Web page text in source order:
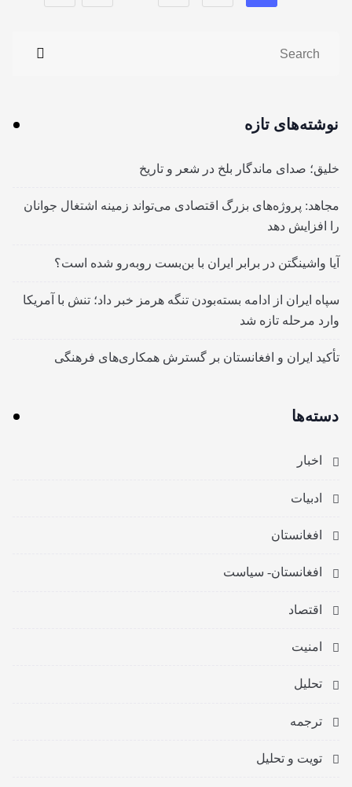
نوشته‌های تازه
خلیق؛ صدای ماندگار بلخ در شعر و تاریخ
مجاهد: پروژه‌های بزرگ اقتصادی می‌تواند زمینه اشتغال جوانان
را افزایش دهد
آیا واشینگتن در برابر ایران با بن‌بست روبه‌رو شده است؟
سپاه ایران از ادامه بسته‌بودن تنگه هرمز خبر داد؛ تنش با آمریکا
وارد مرحله تازه شد
تأکید ایران و افغانستان بر گسترش همکاری‌های فرهنگی
دسته‌ها
اخبار
ادبیات
افغانستان
افغانستان- سیاست
اقتصاد
امنیت
تحلیل
ترجمه
تویت و تحلیل